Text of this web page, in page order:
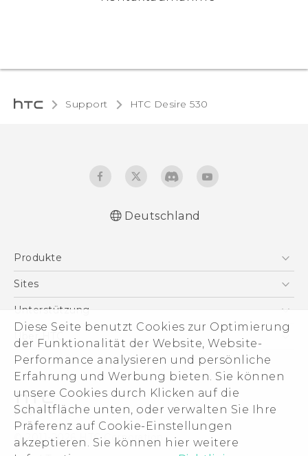
Diese Seite benutzt Cookies zur Optimierung
der Funktionalität der Website, Website-
Performance analysieren und persönliche
Erfahrung und Werbung bieten. Sie können
unsere Cookies durch Klicken auf die
Schaltfläche unten, oder verwalten Sie Ihre
Präferenz auf Cookie-Einstellungen
akzeptieren. Sie können hier weitere
Support HTC Desire 530‎
English - User manual
Deutschland
Produkte
Smartphones
VIVE
Zubehör
Sites
HTC Dev
HTC Vive
Unterstützung
Unterstützung
eCommerce Support
Über HTC
ESG
Impressum
Investor
Cookie Preferences
Offene Stellen
© 2011-2026 HTC Corporation